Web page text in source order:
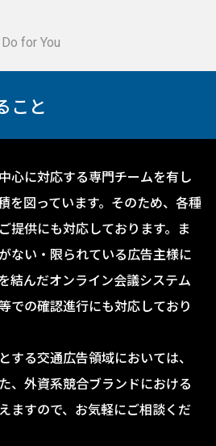
for You
こと
心に対応する専門チームを有し
を図っています。そのため、各種
提供にも対応しております。ま
ない・限られている広告主様に
結んだオンライン会議システム
での確認進行にも対応しており
する交通広告領域においては、
、外資系競合ブランドにおける
ますので、お気軽にご相談くだ